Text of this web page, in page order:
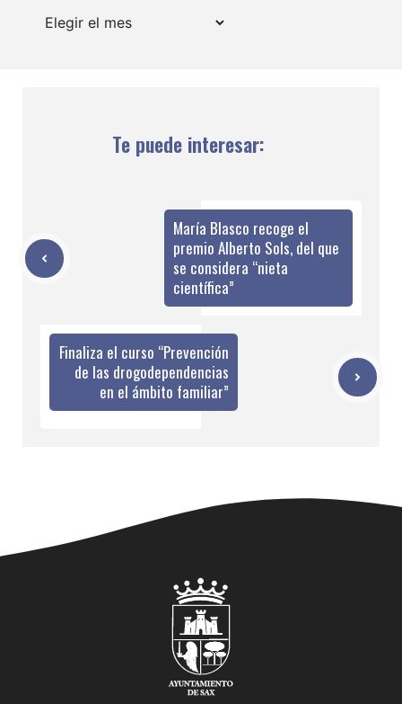
Archivos
Te puede interesar:
María Blasco recoge el
premio Alberto Sols, del que
se considera “nieta
científica”
Finaliza el curso “Prevención
de las drogodependencias
en el ámbito familiar”